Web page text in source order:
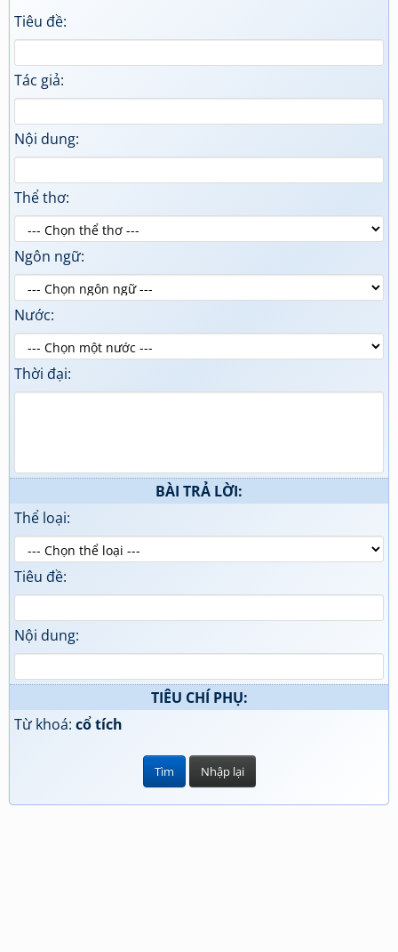
Tiêu đề:
Tác giả:
Nội dung:
Thể thơ:
Ngôn ngữ:
Nước:
Thời đại:
BÀI TRẢ LỜI:
Thể loại:
Tiêu đề:
Nội dung:
TIÊU CHÍ PHỤ:
Từ khoá: cổ tích